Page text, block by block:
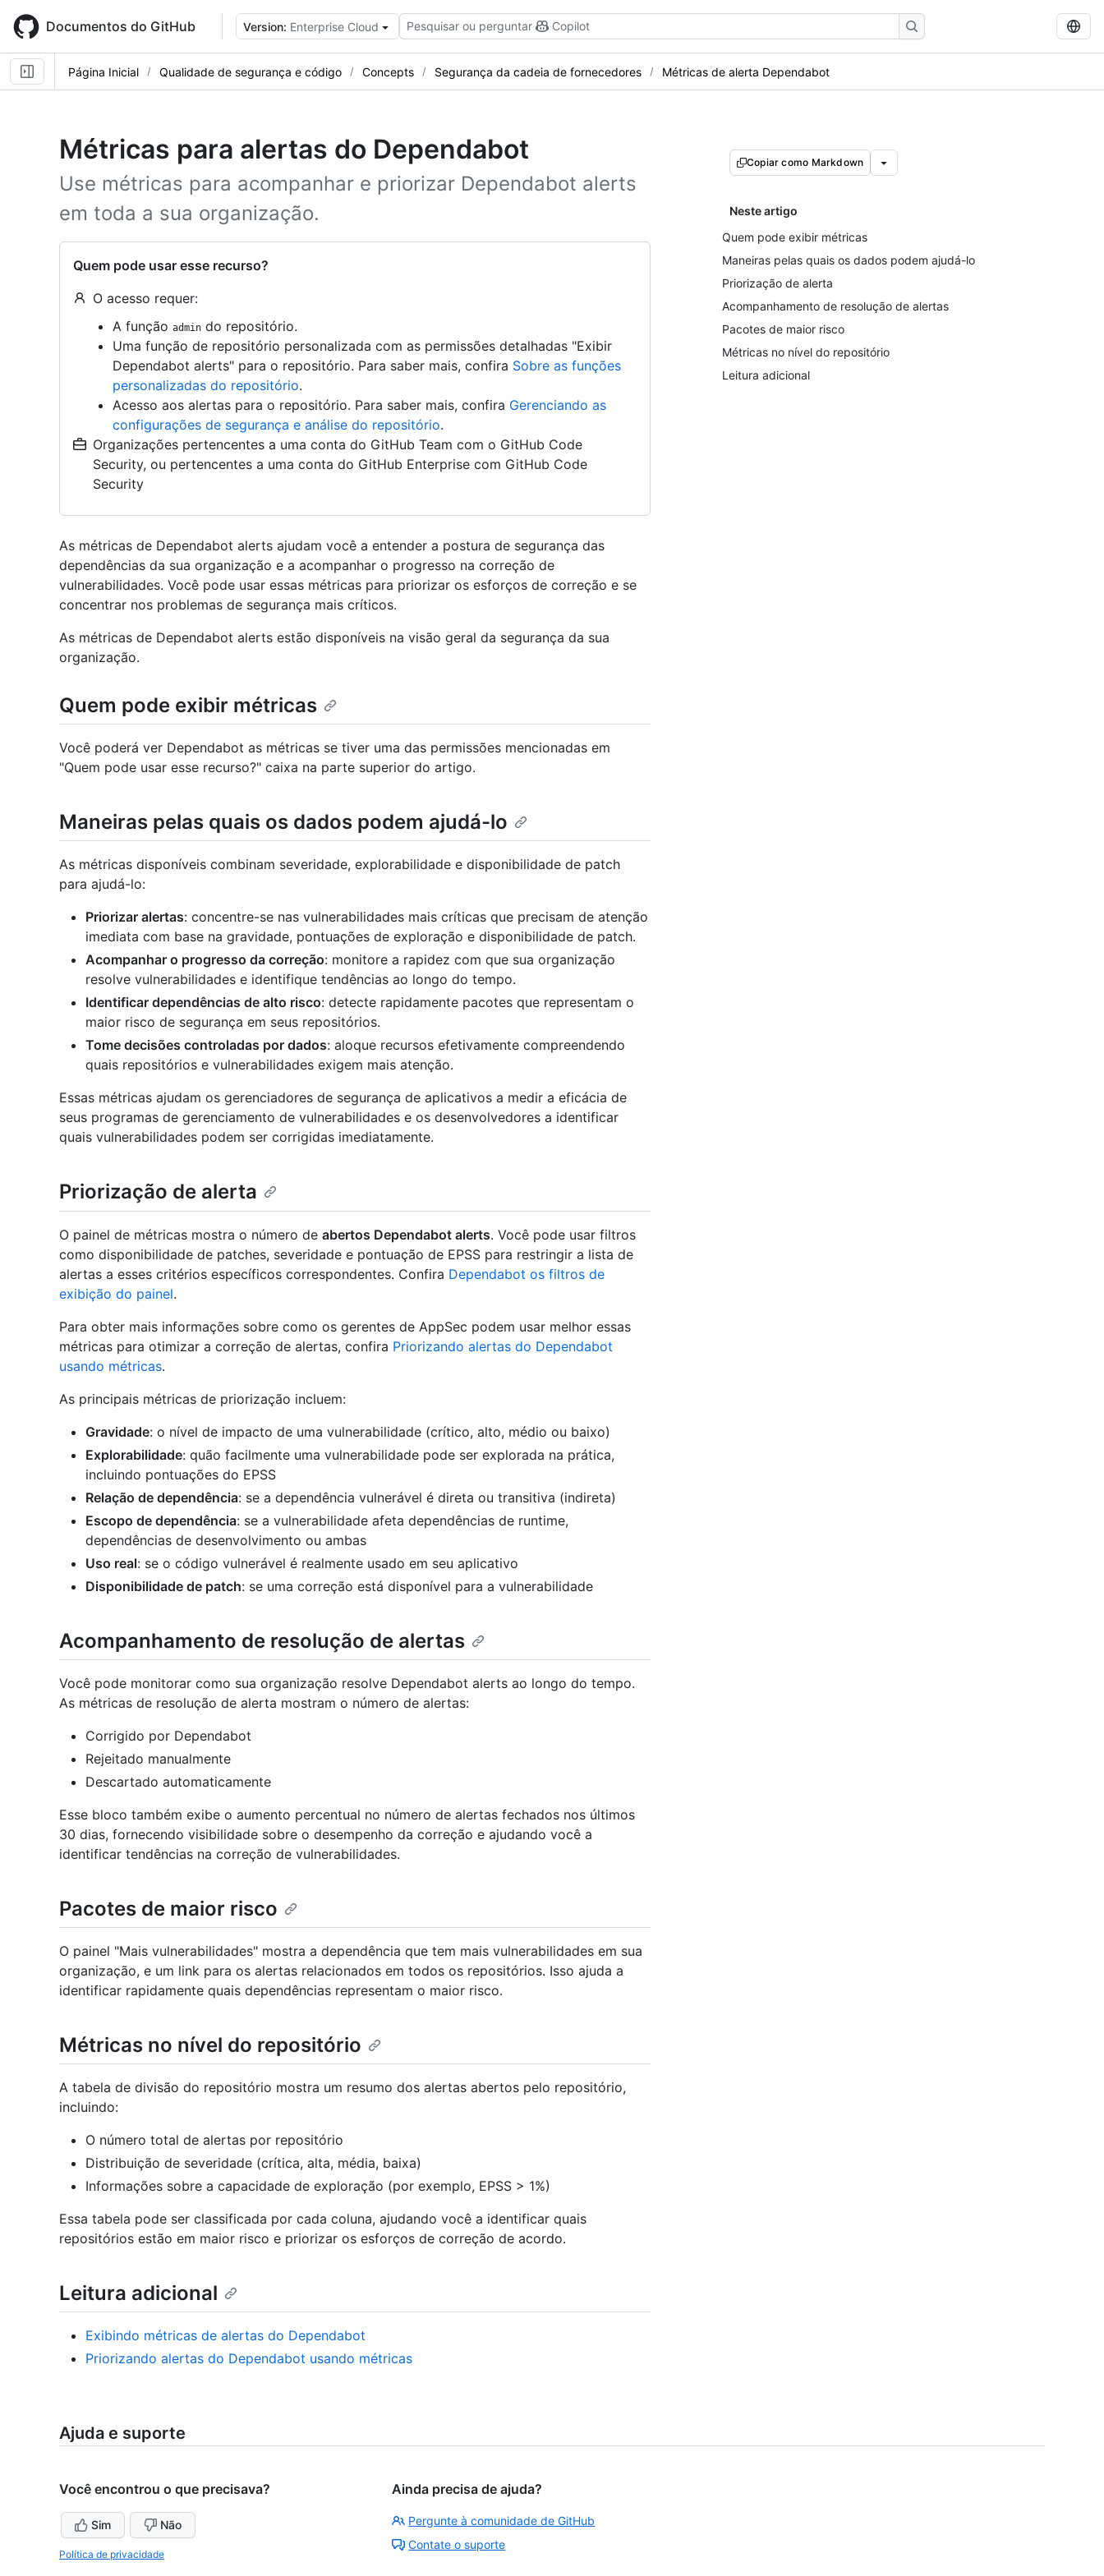
main
content
Documentos do GitHub Version: Enterprise Cloud Pesquisar ou perguntar Copilot
Página Inicial Qualidade de segurança e código Concepts Segurança da cadeia de fornecedores Métricas de alerta Dependabot
Métricas para alertas do Dependabot
Use métricas para acompanhar e priorizar Dependabot alerts
em toda a sua organização.
Quem pode usar esse recurso?
O acesso requer:
A função admin do repositório.
Uma função de repositório personalizada com as permissões detalhadas "Exibir
Dependabot alerts" para o repositório. Para saber mais, confira Sobre as funções
personalizadas do repositório.
Acesso aos alertas para o repositório. Para saber mais, confira Gerenciando as
configurações de segurança e análise do repositório.
Organizações pertencentes a uma conta do GitHub Team com o GitHub Code
Security, ou pertencentes a uma conta do GitHub Enterprise com GitHub Code
Security
Copiar como Markdown
Neste artigo
Quem pode exibir métricas
Maneiras pelas quais os dados podem ajudá-lo
Priorização de alerta
Acompanhamento de resolução de alertas
Pacotes de maior risco
Métricas no nível do repositório
Leitura adicional
As métricas de Dependabot alerts ajudam você a entender a postura de segurança das
dependências da sua organização e a acompanhar o progresso na correção de
vulnerabilidades. Você pode usar essas métricas para priorizar os esforços de correção e se
concentrar nos problemas de segurança mais críticos.
As métricas de Dependabot alerts estão disponíveis na visão geral da segurança da sua
organização.
Quem pode exibir métricas
Você poderá ver Dependabot as métricas se tiver uma das permissões mencionadas em
"Quem pode usar esse recurso?" caixa na parte superior do artigo.
Maneiras pelas quais os dados podem ajudá-lo
As métricas disponíveis combinam severidade, explorabilidade e disponibilidade de patch
para ajudá-lo:
Priorizar alertas: concentre-se nas vulnerabilidades mais críticas que precisam de atenção
imediata com base na gravidade, pontuações de exploração e disponibilidade de patch.
Acompanhar o progresso da correção: monitore a rapidez com que sua organização
resolve vulnerabilidades e identifique tendências ao longo do tempo.
Identificar dependências de alto risco: detecte rapidamente pacotes que representam o
maior risco de segurança em seus repositórios.
Tome decisões controladas por dados: aloque recursos efetivamente compreendendo
quais repositórios e vulnerabilidades exigem mais atenção.
Essas métricas ajudam os gerenciadores de segurança de aplicativos a medir a eficácia de
seus programas de gerenciamento de vulnerabilidades e os desenvolvedores a identificar
quais vulnerabilidades podem ser corrigidas imediatamente.
Priorização de alerta
O painel de métricas mostra o número de abertos Dependabot alerts. Você pode usar filtros
como disponibilidade de patches, severidade e pontuação de EPSS para restringir a lista de
alertas a esses critérios específicos correspondentes. Confira Dependabot os filtros de
exibição do painel.
Para obter mais informações sobre como os gerentes de AppSec podem usar melhor essas
métricas para otimizar a correção de alertas, confira Priorizando alertas do Dependabot
usando métricas.
As principais métricas de priorização incluem:
Gravidade: o nível de impacto de uma vulnerabilidade (crítico, alto, médio ou baixo)
Explorabilidade: quão facilmente uma vulnerabilidade pode ser explorada na prática,
incluindo pontuações do EPSS
Relação de dependência: se a dependência vulnerável é direta ou transitiva (indireta)
Escopo de dependência: se a vulnerabilidade afeta dependências de runtime,
dependências de desenvolvimento ou ambas
Uso real: se o código vulnerável é realmente usado em seu aplicativo
Disponibilidade de patch: se uma correção está disponível para a vulnerabilidade
Acompanhamento de resolução de alertas
Você pode monitorar como sua organização resolve Dependabot alerts ao longo do tempo.
As métricas de resolução de alerta mostram o número de alertas:
Corrigido por Dependabot
Rejeitado manualmente
Descartado automaticamente
Esse bloco também exibe o aumento percentual no número de alertas fechados nos últimos
30 dias, fornecendo visibilidade sobre o desempenho da correção e ajudando você a
identificar tendências na correção de vulnerabilidades.
Pacotes de maior risco
O painel "Mais vulnerabilidades" mostra a dependência que tem mais vulnerabilidades em sua
organização, e um link para os alertas relacionados em todos os repositórios. Isso ajuda a
identificar rapidamente quais dependências representam o maior risco.
Métricas no nível do repositório
A tabela de divisão do repositório mostra um resumo dos alertas abertos pelo repositório,
incluindo:
O número total de alertas por repositório
Distribuição de severidade (crítica, alta, média, baixa)
Informações sobre a capacidade de exploração (por exemplo, EPSS > 1%)
Essa tabela pode ser classificada por cada coluna, ajudando você a identificar quais
repositórios estão em maior risco e priorizar os esforços de correção de acordo.
Leitura adicional
Exibindo métricas de alertas do Dependabot
Priorizando alertas do Dependabot usando métricas
Ajuda e suporte
Você encontrou o que precisava?
Sim Não
Política de privacidade
Ainda precisa de ajuda?
Pergunte à comunidade de GitHub
Contate o suporte